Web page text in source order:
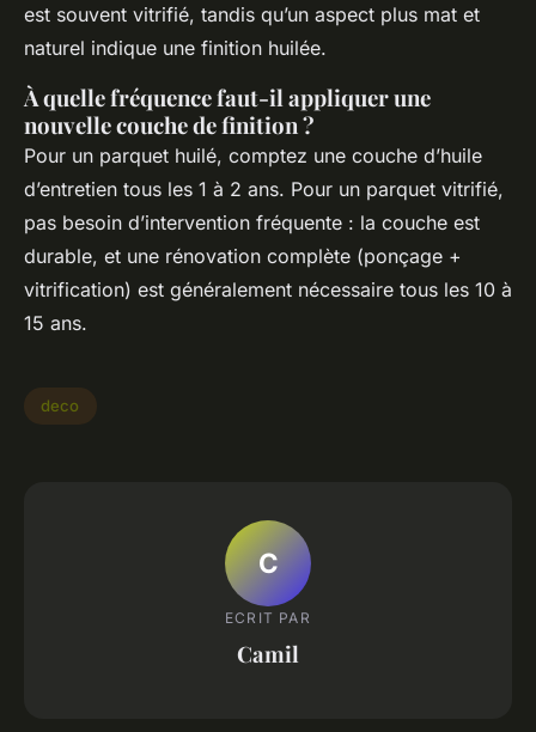
est souvent vitrifié, tandis qu’un aspect plus mat et
naturel indique une finition huilée.
À quelle fréquence faut-il appliquer une
nouvelle couche de finition ?
Pour un parquet huilé, comptez une couche d’huile
d’entretien tous les 1 à 2 ans. Pour un parquet vitrifié,
pas besoin d’intervention fréquente : la couche est
durable, et une rénovation complète (ponçage +
vitrification) est généralement nécessaire tous les 10 à
15 ans.
deco
C
ECRIT PAR
Camil